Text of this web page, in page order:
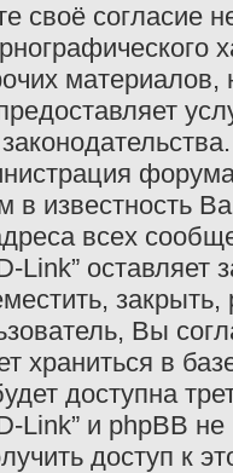
своё согласие
в известность
всех
Link”
Вы
храниться в
доступна
Link” и phpBB
доступ к